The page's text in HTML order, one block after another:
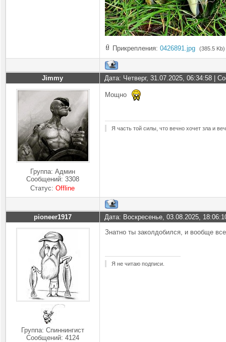
Прикрепления: 0426891.jpg (385.5 Kb)
Jimmy Дата: Четверг, 31.07.2025, 06:34:58 |
Группа: Админ
Сообщений: 3308
Статус:Offline
Мощно
Я часть той силы, что вечно хочет зла и
pioneer1917 Дата: Воскресенье, 03.08.2025,
Группа: Спиннингист
Сообщений: 4124
Знатно ты заколдобился, и вообще
Я не читаю подписи.